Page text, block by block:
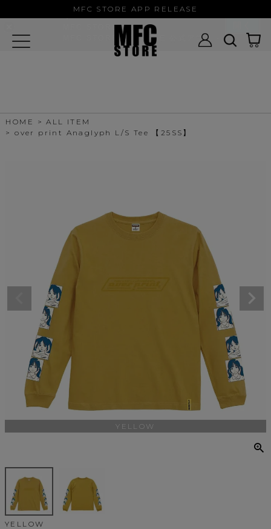
MFC STORE APP RELEASE
HOME
ALL ITEM
over print Anaglyph L/S Tee 【25SS】
YELLOW
YELLOW
MFC STORE
MFC STORE/EXAMPLE 公式アプリ -
Google Play